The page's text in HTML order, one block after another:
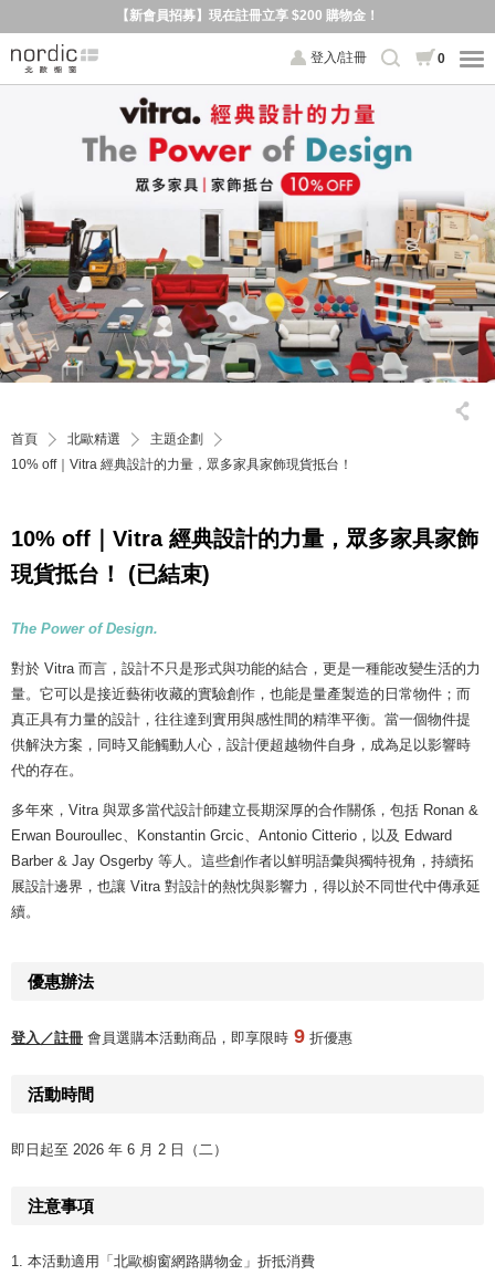
【新會員招募】現在註冊立享 $200 購物金！
登入/註冊 0
首頁 北歐精選
主題企劃
10% off｜Vitra 經典設計的力量，眾多家具家飾現貨抵台！
10% off｜Vitra 經典設計的力量，眾多家具家飾
現貨抵台！ (已結束)
The Power of Design.
對於 Vitra 而言，設計不只是形式與功能的結合，更是一種能改變生活的力
量。它可以是接近藝術收藏的實驗創作，也能是量產製造的日常物件；而
真正具有力量的設計，往往達到實用與感性間的精準平衡。當一個物件提
供解決方案，同時又能觸動人心，設計便超越物件自身，成為足以影響時
代的存在。
多年來，Vitra 與眾多當代設計師建立長期深厚的合作關係，包括 Ronan &
Erwan Bouroullec、Konstantin Grcic、Antonio Citterio，以及 Edward
Barber & Jay Osgerby 等人。這些創作者以鮮明語彙與獨特視角，持續拓
展設計邊界，也讓 Vitra 對設計的熱忱與影響力，得以於不同世代中傳承延
續。
優惠辦法
登入／註冊 會員選購本活動商品，即享限時 9 折優惠
活動時間
即日起至 2026 年 6 月 2 日（二）
注意事項
1. 本活動適用「北歐櫥窗網路購物金」折抵消費